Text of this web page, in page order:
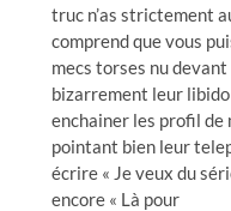
truc n’as strictement
comprend que vous
mecs torses nu
bizarrement leur
enchainer les profil de
pointant bien leur
écrire « Je veux du
encore « Là pour